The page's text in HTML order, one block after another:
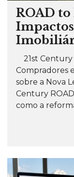
ROAD
21st Century
Compradores
sobre a Nova
Century
como a